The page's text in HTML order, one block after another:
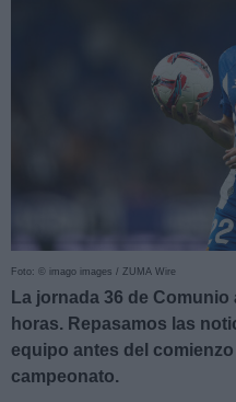
Foto: © imago images / ZUMA Wire
La jornada 36 de
horas. Repasamos las
equipo antes del
campeonato.